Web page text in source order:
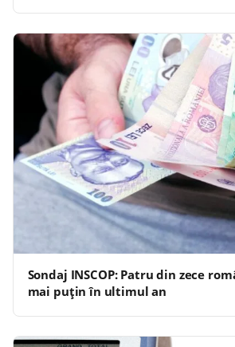
Sondaj INSCOP: Patru din zece
mai puțin în ultimul an